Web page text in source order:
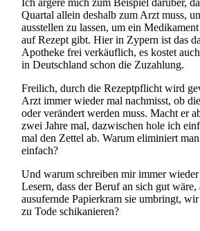
Ich ärgere mich zum Beispiel darüber,
Quartal allein deshalb zum Arzt muss,
ausstellen zu lassen, um ein
auf Rezept gibt. Hier in Zypern ist das
Apotheke frei verkäuflich, es kostet
in Deutschland schon die Zuzahlung.
Freilich, durch die Rezeptpflicht wird
Arzt immer wieder mal nachmisst, ob
oder verändert werden muss. Macht er
zwei Jahre mal, dazwischen hole ich
mal den Zettel ab. Warum eliminiert
einfach?
Und warum schreiben mir immer
Lesern, dass der Beruf an sich gut
ausufernde Papierkram sie umbringt,
zu Tode schikanieren?